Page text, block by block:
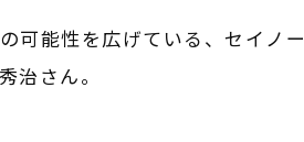
可能性を広げている、セイノー
治さん。